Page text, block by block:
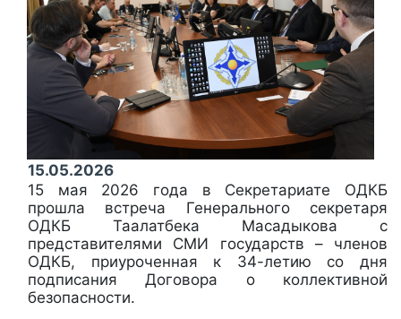
15.05.2026
15 мая 2026 года в Секретариате ОДКБ
прошла встреча Генерального секретаря
ОДКБ Таалатбека Масадыкова с
представителями СМИ государств – членов
ОДКБ, приуроченная к 34-летию со дня
подписания Договора о коллективной
безопасности.